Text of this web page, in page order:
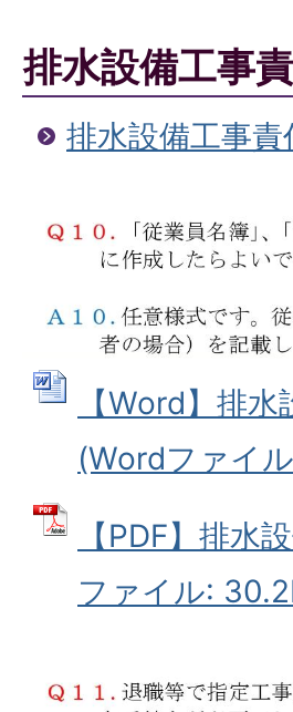
排水設備工事
排水設備工事
【Word】排
(Wordファイ
【PDF】排水
ファイル: